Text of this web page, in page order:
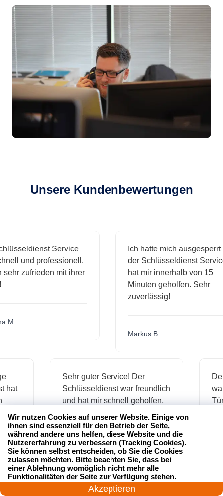
Unsere Kundenbewertungen
Service
und professionell.
zufrieden mit ihrer
Ich hatte mich ausgesperrt und
der Schlüsseldienst Service
hat mir innerhalb von 15
Minuten geholfen. Sehr
zuverlässig!
Markus B.
hat
Sehr guter Service! Der
Schlüsseldienst war freundlich
und hat mir schnell geholfen,
als ich meine Schlüssel
verloren hatte.
Jonas M.
24 Stunden am Tag
Akzeptieren
Wir nutzen Cookies auf unserer Website. Einige von
ihnen sind essenziell für den Betrieb der Seite,
während andere uns helfen, diese Website und die
Nutzererfahrung zu verbessern (Tracking Cookies).
Sie können selbst entscheiden, ob Sie die Cookies
zulassen möchten. Bitte beachten Sie, dass bei
einer Ablehnung womöglich nicht mehr alle
Funktionalitäten der Seite zur Verfügung stehen.